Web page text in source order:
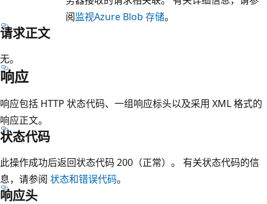
阅监视Azure Blob 存储。
请求正文
无。
响应
响应包括 HTTP 状态代码、一组响应标头以及采用 XML 格式的
响应正文。
状态代码
此操作成功后返回状态代码 200（正常）。 有关状态代码的信
息，请参阅 状态和错误代码。
响应头